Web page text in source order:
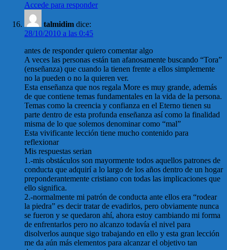
Accede para responder
talmidim dice:
28/10/2010 a las 0:45
antes de responder quiero comentar algo
A veces las personas están tan afanosamente buscando “Tora”
(enseñanza) que cuando la tienen frente a ellos simplemente
no la pueden o no la quieren ver.
Esta enseñanza que nos regala More es muy grande, además
de que contiene temas fundamentales en la vida de la persona.
Temas como la creencia y confianza en el Eterno tienen su
parte dentro de esta profunda enseñanza así como la finalidad
misma de lo que solemos denominar como “mal”
Esta vivificante lección tiene mucho contenido para
reflexionar
Mis respuestas serian
1.-mis obstáculos son mayormente todos aquellos patrones de
conducta que adquirí a lo largo de los años dentro de un hogar
preponderantemente cristiano con todas las implicaciones que
ello significa.
2.-normalmente mi patrón de conducta ante ellos era “rodear
la piedra” es decir tratar de evadirlos, pero obviamente nunca
se fueron y se quedaron ahí, ahora estoy cambiando mi forma
de enfrentarlos pero no alcanzo todavía el nivel para
disolverlos aunque sigo trabajando en ello y esta gran lección
me da aún más elementos para alcanzar el objetivo tan